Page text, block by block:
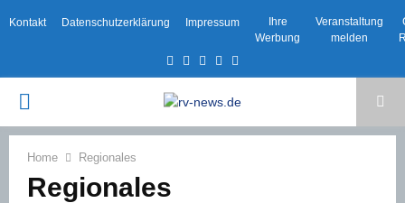
Kontakt Datenschutzerklärung Impressum
Ihre
Werbung
Veranstaltung
melden
Facebook
TwitterInstagram
Email
PRIMARY
MENU
Home Regionales
Regionales